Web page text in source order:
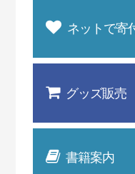
ネットで寄
グッズ販売
書籍案内